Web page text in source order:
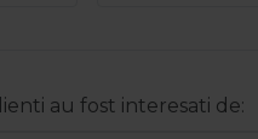
au fost interesati de: